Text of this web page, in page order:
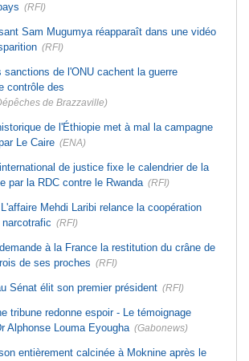
(RFI)
Sam Mugumya réapparaît dans une vidéo
(RFI)
sanctions de l'ONU cachent la guerre
contrôle des
de Brazzaville)
de l'Éthiopie met à mal la campagne
Le Caire (ENA)
de justice fixe le calendrier de la
par la RDC contre le Rwanda (RFI)
Mehdi Laribi relance la coopération
(RFI)
à la France la restitution du crâne de
de ses proches (RFI)
Sénat élit son premier président (RFI)
tribune redonne espoir - Le témoignage
Alphonse Louma Eyougha (Gabonews)
entièrement calcinée à Moknine après le